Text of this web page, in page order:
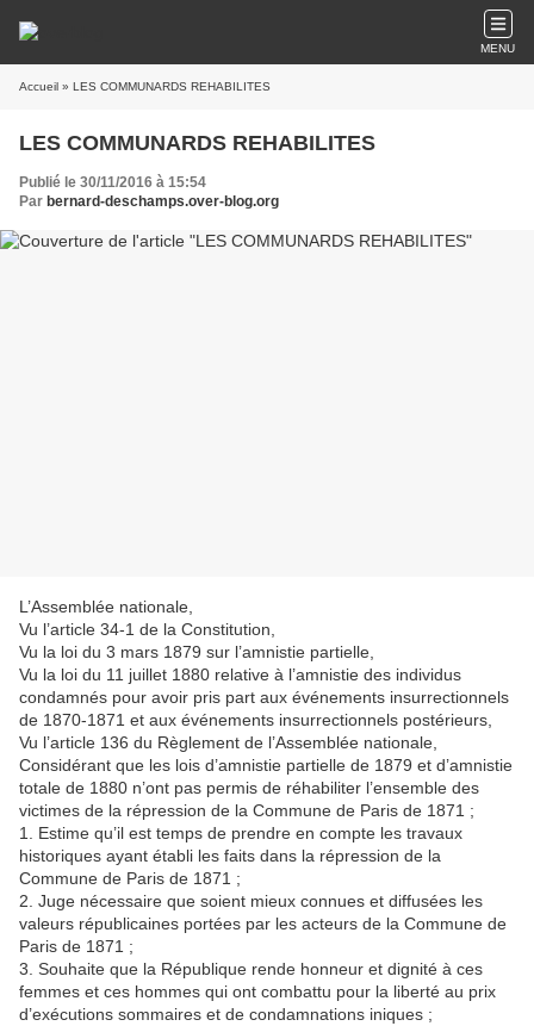
MENU
Accueil » LES COMMUNARDS REHABILITES
LES COMMUNARDS REHABILITES
Publié le 30/11/2016 à 15:54
Par bernard-deschamps.over-blog.org
L’Assemblée nationale,
Vu l’article 34-1 de la Constitution,
Vu la loi du 3 mars 1879 sur l’amnistie partielle,
Vu la loi du 11 juillet 1880 relative à l’amnistie des individus
condamnés pour avoir pris part aux événements insurrectionnels
de 1870-1871 et aux événements insurrectionnels postérieurs,
Vu l’article 136 du Règlement de l’Assemblée nationale,
Considérant que les lois d’amnistie partielle de 1879 et d’amnistie
totale de 1880 n’ont pas permis de réhabiliter l’ensemble des
victimes de la répression de la Commune de Paris de 1871 ;
1. Estime qu’il est temps de prendre en compte les travaux
historiques ayant établi les faits dans la répression de la
Commune de Paris de 1871 ;
2. Juge nécessaire que soient mieux connues et diffusées les
valeurs républicaines portées par les acteurs de la Commune de
Paris de 1871 ;
3. Souhaite que la République rende honneur et dignité à ces
femmes et ces hommes qui ont combattu pour la liberté au prix
d’exécutions sommaires et de condamnations iniques ;